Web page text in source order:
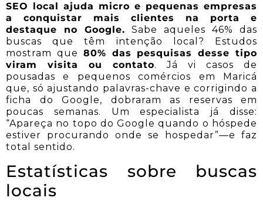
SEO local ajuda micro e pequenas empresas
a conquistar mais clientes na porta e
destaque no Google. Sabe aqueles 46% das
buscas que têm intenção local? Estudos
mostram que 80% das pesquisas desse tipo
viram visita ou contato. Já vi casos de
pousadas e pequenos comércios em Maricá
que, só ajustando palavras-chave e corrigindo a
ficha do Google, dobraram as reservas em
poucas semanas. Um especialista já disse:
“Apareça no topo do Google quando o hóspede
estiver procurando onde se hospedar”—e faz
total sentido.
Estatísticas sobre buscas
locais